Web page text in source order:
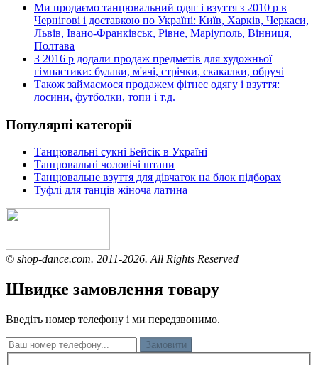
Ми продаємо танцювальний одяг і взуття з 2010 р в
Чернігові і доставкою по Україні: Київ, Харків, Черкаси,
Львів, Івано-Франківськ, Рівне, Маріуполь, Вінниця,
Полтава
З 2016 р додали продаж предметів для художньої
гімнастики: булави, м'ячі, стрічки, скакалки, обручі
Також займаємося продажем фітнес одягу і взуття:
лосини, футболки, топи і т.д.
Популярні категорії
Танцювальні сукні Бейсік в Україні
Танцювальні чоловічі штани
Танцювальне взуття для дівчаток на блок підборах
Туфлі для танців жіноча латина
© shop-dance.com. 2011-2026. All Rights Reserved
Швидке замовлення товару
Введіть номер телефону і ми передзвонимо.
Замовити